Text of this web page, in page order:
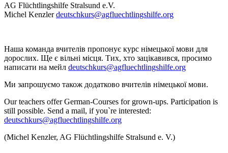
AG Flüchtlingshilfe Stralsund e.V.
Michel Kenzlerdeutschkurs@agfluechtlingshilfe.org
Наша команда вчителів пропонує курс німецької мови для
дорослих. Ще є вільні місця. Тих, хто зацікавився, просимо
написати на мейл deutschkurs@agfluechtlingshilfe.org
Ми запрошуємо також додатково вчителів німецької мови.
Our teachers offer German-Courses for grown-ups. Participation is
still possible. Send a mail, if you`re interested:
deutschkurs@agfluechtlingshilfe.org
(Michel Kenzler, AG Flüchtlingshilfe Stralsund e. V.)